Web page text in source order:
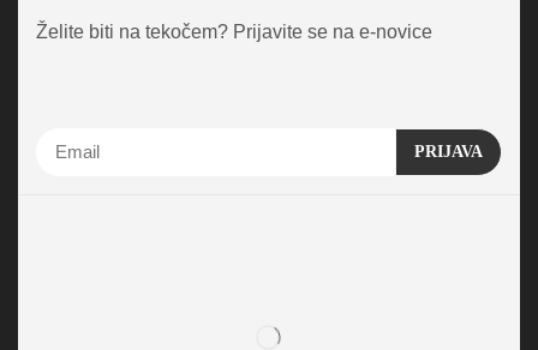
Želite biti na tekočem? Prijavite se na e-novice